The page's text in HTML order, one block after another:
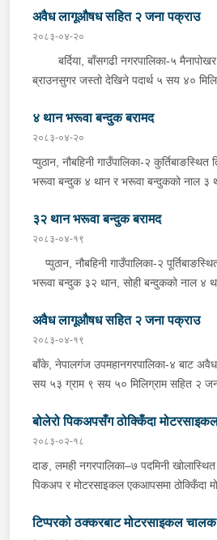
अवैध लागूऔषध सहित २ जना पक्राउ
२०८३-०४-२०
बर्दिया, बाँसगढी नगरपालिका-५
ब्राउनसुगर जस्तो देखिने पदार्थ ५ सय ४०
नगरपालिका-६ बस्ने २४ वर्षीय किरण नेपाली र
छन् । इलाका प्रहरी कार्यालय मोतिपुरबाट
बासगढीतर्फ आउँदै गरेको भे.५ प २०३९
उनीहरूलाई उक्त पदार्थ सहित पक्राउ गरेको
४ थान भरूवा बन्दुक बरामद
२०८३-०४-२०
प्युठान, नौबहिनी गाउँपालिका-२
भरूवा बन्दुक ४ थान र भरूवा बन्दुकको नाल ३
उक्त बन्दुक फेला पारी बरामद गरेको हो । यस
अनुसन्धान गरिरहेको छ ।
३२ थान भरूवा बन्दुक बरामद
२०८३-०४-१९
प्युठान, नौबहिनी गाउँपालिका-२
भरूवा बन्दुक ३२ थान, सोही बन्दुकको नाल ४
प्रहरी कार्यालय लुङबाहानेबाट खटिएको
बरामद गरेको हो । यस सम्बन्धमा प्रहरीले
छ ।
अवैध लागूऔषध सहित २ जना पक्राउ
२०८३-०४-१९
बाँके, नेपालगंज उपमहानगरपालिका-४ बाट
सय ५३ ग्राम ९ सय ५० मिलिग्राम सहित २
वर्षीय सुशिल भण्डारी र सोही
कुमार जयसवाल रहेका छन् । लागूऔषध नियन्त्रण
नेपालगंजबाट खटिएको प्रहरीले उनीहरूलाई
गरेको हो । थप अनुसन्धानको क्रममा
२ लाख १४ हजार भारतीय रूपैयाँ र डिजिटल
बोलेरो पिकअपसँग ठोक्किँदा
२०८३-०२-१८
दाङ, लमही नगरपालिका–७ पदमिनी खोलास्थित
पिकअप र मोटरसाइकल एकआपसमा ठोक्किँदा
मोटरसाइकल र विपरीत दिशाबाट
टिप्परको ठक्करबाट मोटरसाइकल